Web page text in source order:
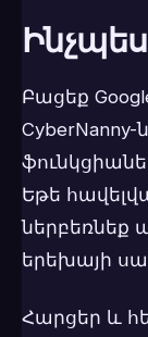
Բացեք
Եթե
ներբեռնեք
երեխայի
Հարցեր և